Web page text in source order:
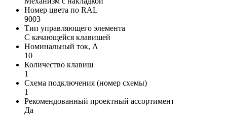
Номер цвета по RAL
9003
Тип управляющего элемента
С качающейся клавишей
Номинальный ток, А
10
Количество клавиш
1
Схема подключения (номер схемы)
1
Рекомендованный проектный ассортимент
Да